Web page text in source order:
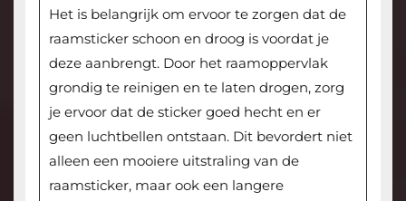
Het is belangrijk om ervoor te zorgen dat de
raamsticker schoon en droog is voordat je
deze aanbrengt. Door het raamoppervlak
grondig te reinigen en te laten drogen, zorg
je ervoor dat de sticker goed hecht en er
geen luchtbellen ontstaan. Dit bevordert niet
alleen een mooiere uitstraling van de
raamsticker, maar ook een langere